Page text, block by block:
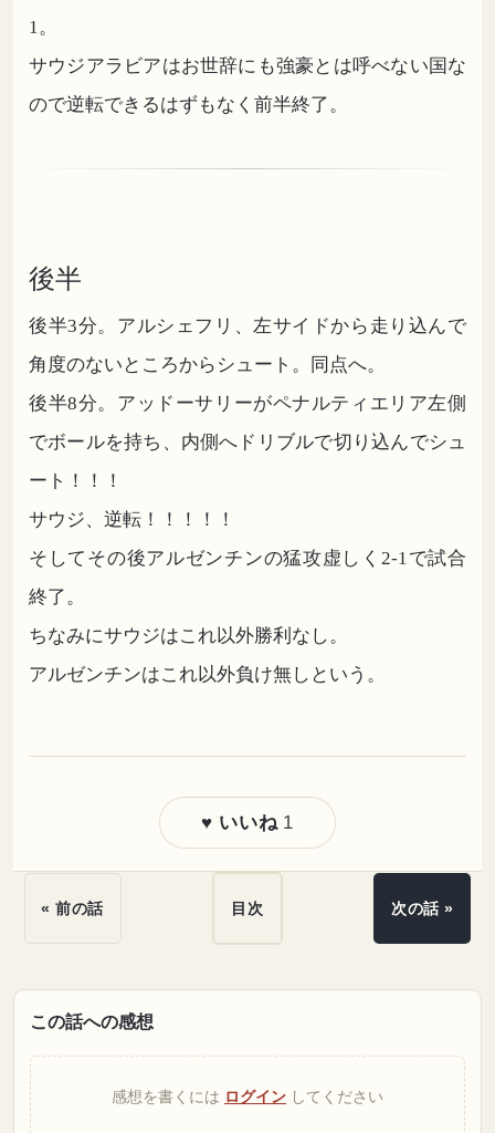
1。
サウジアラビアはお世辞にも強豪とは呼べない国な
ので逆転できるはずもなく前半終了。
後半
後半3分。アルシェフリ、左サイドから走り込んで
角度のないところからシュート。同点へ。
後半8分。アッドーサリーがペナルティエリア左側
でボールを持ち、内側へドリブルで切り込んでシュ
ート！！！
サウジ、逆転！！！！！
そしてその後アルゼンチンの猛攻虚しく2-1で試合
終了。
ちなみにサウジはこれ以外勝利なし。
アルゼンチンはこれ以外負け無しという。
♥ いいね 1
« 前の話 目次 次の話 »
この話への感想
感想を書くには ログイン してください